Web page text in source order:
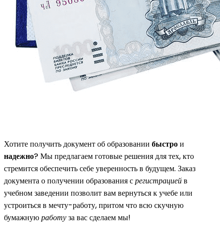
Хотите получить документ об образовании быстрои
надежно? Мы предлагаем готовые решения для тех, кто
стремится обеспечить себе уверенность в будущем. Заказ
документа о получении образования срегистрациейв
учебном заведении позволит вам вернуться к учебе или
устроиться в мечту-работу, притом что всю скучную
бумажнуюработуза вас сделаем мы!